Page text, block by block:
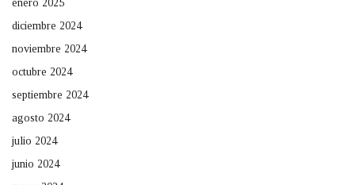
enero 2025
diciembre 2024
noviembre 2024
octubre 2024
septiembre 2024
agosto 2024
julio 2024
junio 2024